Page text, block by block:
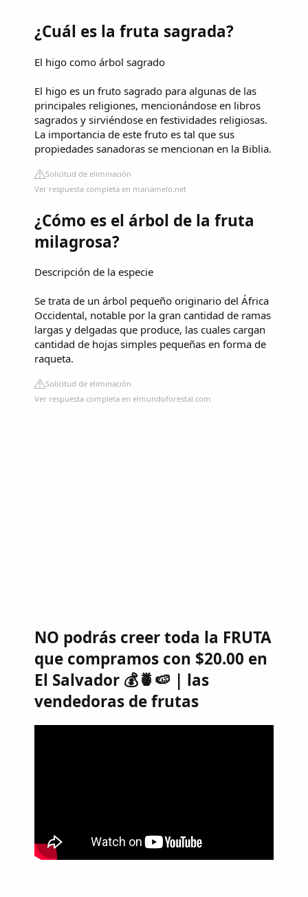
¿Cuál es la fruta sagrada?
El higo como árbol sagrado
El higo es un fruto sagrado para algunas de las
principales religiones, mencionándose en libros
sagrados y sirviéndose en festividades religiosas.
La importancia de este fruto es tal que sus
propiedades sanadoras se mencionan en la Biblia.
Solicitud de eliminación
Ver respuesta completa en mariamelo.net
¿Cómo es el árbol de la fruta
milagrosa?
Descripción de la especie
Se trata de un árbol pequeño originario del África
Occidental, notable por la gran cantidad de ramas
largas y delgadas que produce, las cuales cargan
cantidad de hojas simples pequeñas en forma de
raqueta.
Solicitud de eliminación
Ver respuesta completa en elmundoforestal.com
NO podrás creer toda la FRUTA
que compramos con $20.00 en
El Salvador 💰🍍🍉 | las
vendedoras de frutas